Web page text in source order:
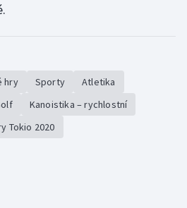
hry Sporty
Atletika
Kanoistika – rychlostní
Tokio 2020